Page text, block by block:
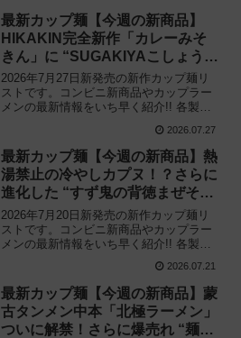
最新カップ麺【今週の新商品】
HIKAKIN完全新作「カレーみそ
きん」に “SUGAKIYAこしょう
MAX„ など注目の新作まとめ！
2026年7月27日新発売の新作カップ麺リ
ストです。コンビニ新商品やカップラー
メンの最新情報をいち早く紹介!! 各製品
開の新作情報もありますので、カップ麺
の新商品が気になる方はご活用くださ
い。
2026.07.27
最新カップ麺【今週の新商品】熱
湯禁止の冷やしカプヌ！？さらに
進化した “すず鬼の背徳まぜそば
„ など注目の新作まとめ！
2026年7月20日新発売の新作カップ麺リ
ストです。コンビニ新商品やカップラー
メンの最新情報をいち早く紹介!! 各製品
開の新作情報もありますので、カップ麺
の新商品が気になる方はご活用くださ
い。
2026.07.21
最新カップ麺【今週の新商品】蒙
古タンメン中本「北極ラーメン」
ついに解禁！さらに爆売れ “麺大